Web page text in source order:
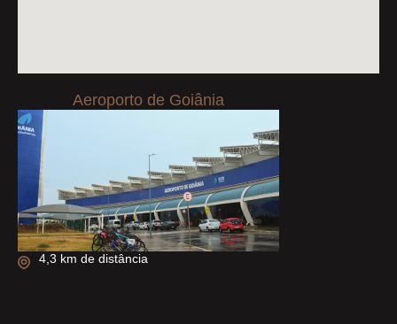
Aeroporto de Goiânia
4,3 km de distância